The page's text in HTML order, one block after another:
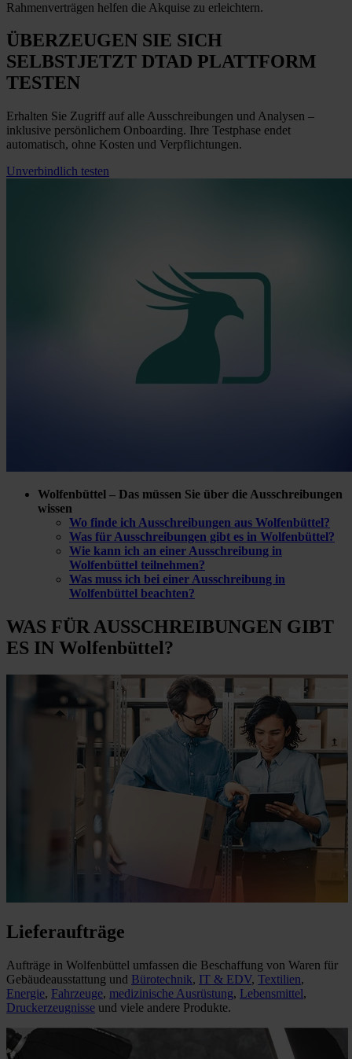
Rahmenverträgen helfen die Akquise zu erleichtern.
ÜBERZEUGEN SIE SICH
SELBSTJETZT DTAD PLATTFORM
TESTEN
Erhalten Sie Zugriff auf alle Ausschreibungen und Analysen –
inklusive persönlichem Onboarding. Ihre Testphase endet
automatisch, ohne Kosten und Verpflichtungen.
Unverbindlich testen
Wolfenbüttel – Das müssen Sie über die Ausschreibungen
wissen
Wo finde ich Ausschreibungen aus Wolfenbüttel?
Was für Ausschreibungen gibt es in Wolfenbüttel?
Wie kann ich an einer Ausschreibung in
Wolfenbüttel teilnehmen?
Was muss ich bei einer Ausschreibung in
Wolfenbüttel beachten?
WAS FÜRAUSSCHREIBUNGEN GIBT
ES IN Wolfenbüttel?
Lieferaufträge
Aufträge in Wolfenbüttel umfassen die Beschaffung von Waren für
Gebäudeausstattung und Bürotechnik, IT & EDV, Textilien,
Energie, Fahrzeuge, medizinische Ausrüstung, Lebensmittel,
Druckerzeugnisse und viele andere Produkte.